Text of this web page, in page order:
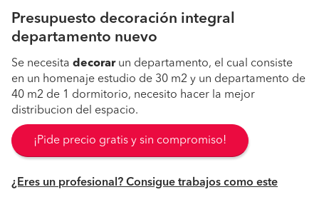
Presupuesto decoración integral
departamento nuevo
Se necesita decorarun departamento, el cual consiste
en un homenaje estudio de 30 m2 y un departamento de
40 m2 de 1 dormitorio, necesito hacer la mejor
distribucion del espacio.
¡Pide precio gratis y sin compromiso!
¿Eres un profesional? Consigue trabajos como este